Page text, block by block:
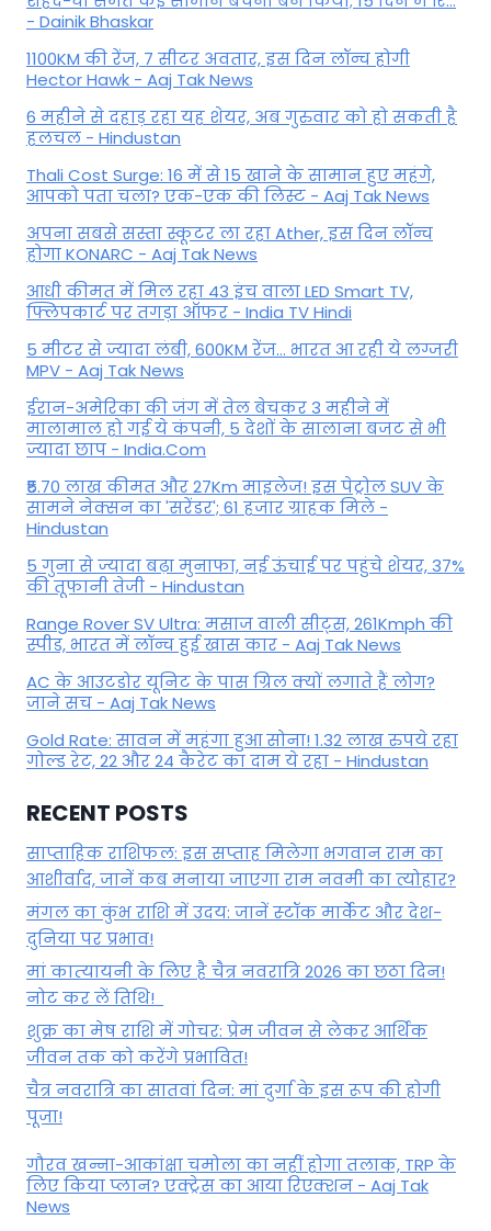
- Dainik Bhaskar
1100KM की रेंज, 7 सीटर अवतार, इस दिन लॉन्च होगी
Hector Hawk - Aaj Tak News
6 महीने से दहाड़ रहा यह शेयर, अब गुरुवार को हो सकती है
हलचल - Hindustan
Thali Cost Surge: 16 में से 15 खाने के सामान हुए महंगे,
आपको पता चला? एक-एक की लिस्ट - Aaj Tak News
अपना सबसे सस्ता स्कूटर ला रहा Ather, इस दिन लॉन्च
होगा KONARC - Aaj Tak News
आधी कीमत में मिल रहा 43 इंच वाला LED Smart TV,
फ्लिपकार्ट पर तगड़ा ऑफर - India TV Hindi
5 मीटर से ज्यादा लंबी, 600KM रेंज... भारत आ रही ये लग्जरी
MPV - Aaj Tak News
ईरान-अमेरिका की जंग में तेल बेचकर 3 महीने में
मालामाल हो गई ये कंपनी, 5 देशों के सालाना बजट से भी
ज्यादा छाप - India.Com
₹5.70 लाख कीमत और 27Km माइलेज! इस पेट्रोल SUV के
सामने नेक्सन का 'सरेंडर'; 61 हजार ग्राहक मिले -
Hindustan
5 गुना से ज्यादा बढ़ा मुनाफा, नई ऊंचाई पर पहुंचे शेयर, 37%
की तूफानी तेजी - Hindustan
Range Rover SV Ultra: मसाज वाली सीट्स, 261Kmph की
स्पीड, भारत में लॉन्च हुई खास कार - Aaj Tak News
AC के आउटडोर यूनिट के पास ग्रिल क्यों लगाते हैं लोग?
जाने सच - Aaj Tak News
Gold Rate: सावन में महंगा हुआ सोना! 1.32 लाख रुपये रहा
गोल्ड रेट, 22 और 24 कैरेट का दाम ये रहा - Hindustan
RECENT POSTS
साप्ताहिक राशिफल: इस सप्ताह मिलेगा भगवान राम का
आशीर्वाद, जानें कब मनाया जाएगा राम नवमी का त्योहार?
मंगल का कुंभ राशि में उदय: जानें स्‍टॉक मार्केट और देश-
दुनिया पर प्रभाव!
मां कात्‍यायनी के लिए है चैत्र नवरात्रि 2026 का छठा दिन!
नोट कर लें तिथि!
शुक्र का मेष राशि में गोचर: प्रेम जीवन से लेकर आर्थिक
जीवन तक को करेंगे प्रभावित!
चैत्र नवरात्रि का सातवां दिन: मां दुर्गा के इस रूप की होगी
पूजा!
गौरव खन्ना-आकांक्षा चमोला का नहीं होगा तलाक, TRP के
लिए किया प्लान? एक्ट्रेस का आया रिएक्शन - Aaj Tak
News